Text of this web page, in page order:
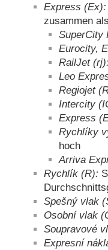
Express (Ex):
zusammen
SuperCity
Eurocity,
RailJet (rj):
Leo
Regiojet
Intercity
Express
Rychlíky
hoch
Arriva
Rychlík (R):
Spešný vlak
Osobní vlak
Soupravové
Expresní